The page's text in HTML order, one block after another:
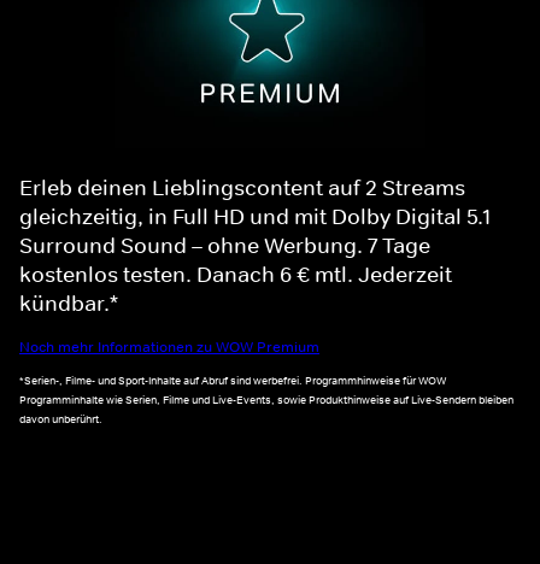
Erleb deinen Lieblingscontent auf 2 Streams
gleichzeitig, in Full HD und mit Dolby Digital 5.1
Surround Sound – ohne Werbung. 7 Tage
kostenlos testen. Danach 6 € mtl. Jederzeit
kündbar.*
Noch mehr Informationen zu WOW Premium
*Serien-, Filme- und Sport-Inhalte auf Abruf sind werbefrei. Programmhinweise für WOW
Programminhalte wie Serien, Filme und Live-Events, sowie Produkthinweise auf Live-Sendern bleiben
davon unberührt.